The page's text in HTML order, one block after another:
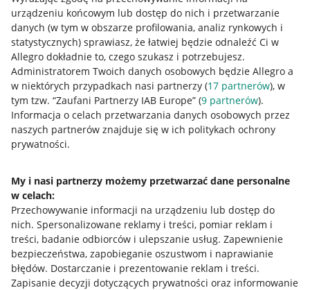
urządzeniu końcowym lub dostęp do nich i przetwarzanie
danych (w tym w obszarze profilowania, analiz rynkowych i
statystycznych) sprawiasz, że łatwiej będzie odnaleźć Ci w
Allegro dokładnie to, czego szukasz i potrzebujesz.
Administratorem Twoich danych osobowych będzie Allegro a
w niektórych przypadkach nasi partnerzy (17 partnerów), w
tym tzw. “Zaufani Partnerzy IAB Europe” (9 partnerów).
Informacja o celach przetwarzania danych osobowych przez
naszych partnerów znajduje się w ich politykach ochrony
prywatności.
My i nasi partnerzy możemy przetwarzać dane personalne
w celach:
Przechowywanie informacji na urządzeniu lub dostęp do
nich. Spersonalizowane reklamy i treści, pomiar reklam i
treści, badanie odbiorców i ulepszanie usług. Zapewnienie
bezpieczeństwa, zapobieganie oszustwom i naprawianie
błędów. Dostarczanie i prezentowanie reklam i treści.
Zapisanie decyzji dotyczących prywatności oraz informowanie
Przydatne informacje
Jak to działa
Allegro Gadane dla sprzedających
Allegro Gadane dla kupujących
Mapa miejscowości
Informacje prawne